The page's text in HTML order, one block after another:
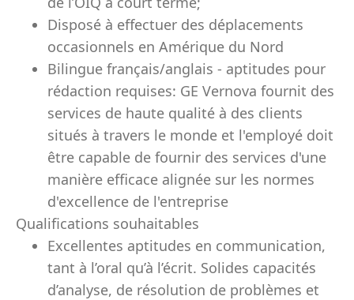
Disposé à effectuer des déplacements
occasionnels en Amérique du Nord
Bilingue français/anglais - aptitudes pour
rédaction requises: GE Vernova fournit des
services de haute qualité à des clients
situés à travers le monde et l'employé doit
être capable de fournir des services d'une
manière efficace alignée sur les normes
d'excellence de l'entreprise
Qualifications souhaitables
Excellentes aptitudes en communication,
tant à l’oral qu’à l’écrit. Solides capacités
d’analyse, de résolution de problèmes et